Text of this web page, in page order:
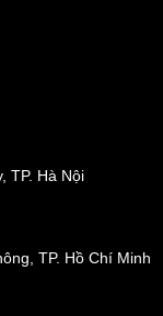
TP. Hà Nội
TP. Hồ Chí Minh